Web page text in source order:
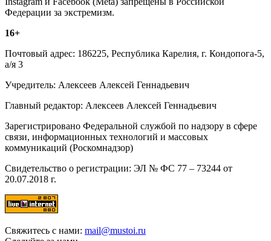
Федерации за экстремизм.
16+
Почтовый адрес: 186225, Республика Карелия, г. Кондопога-5,
а/я 3
Учредитель: Алексеев Алексей Геннадьевич
Главный редактор: Алексеев Алексей Геннадьевич
Зарегистрировано Федеральной службой по надзору в сфере
связи, информационных технологий и массовых
коммуникаций (Роскомнадзор)
Свидетельство о регистрации: ЭЛ № ФС 77 – 73244 от
20.07.2018 г.
Свяжитесь с нами: mail@mustoi.ru